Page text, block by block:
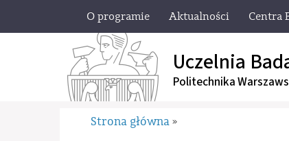
O programie Aktualności Centra
Uczelnia
Politechnika
Strona główna »